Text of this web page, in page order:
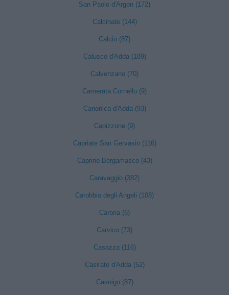
San Paolo d'Argon (172)
Calcinate (144)
Calcio (87)
Calusco d'Adda (189)
Calvenzano (70)
Camerata Cornello (9)
Canonica d'Adda (93)
Capizzone (9)
Capriate San Gervasio (116)
Caprino Bergamasco (43)
Caravaggio (382)
Carobbio degli Angeli (108)
Carona (6)
Carvico (73)
Casazza (116)
Casirate d'Adda (52)
Casnigo (87)